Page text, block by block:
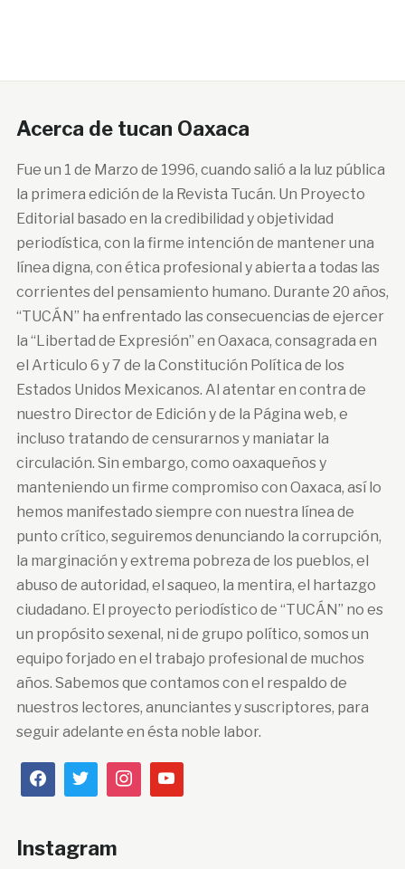
Acerca de tucan Oaxaca
Fue un 1 de Marzo de 1996, cuando salió a la luz pública
la primera edición de la Revista Tucán. Un Proyecto
Editorial basado en la credibilidad y objetividad
periodística, con la firme intención de mantener una
línea digna, con ética profesional y abierta a todas las
corrientes del pensamiento humano. Durante 20 años,
“TUCÁN” ha enfrentado las consecuencias de ejercer
la “Libertad de Expresión” en Oaxaca, consagrada en
el Articulo 6 y 7 de la Constitución Política de los
Estados Unidos Mexicanos. Al atentar en contra de
nuestro Director de Edición y de la Página web, e
incluso tratando de censurarnos y maniatar la
circulación. Sin embargo, como oaxaqueños y
manteniendo un firme compromiso con Oaxaca, así lo
hemos manifestado siempre con nuestra línea de
punto crítico, seguiremos denunciando la corrupción,
la marginación y extrema pobreza de los pueblos, el
abuso de autoridad, el saqueo, la mentira, el hartazgo
ciudadano. El proyecto periodístico de “TUCÁN” no es
un propósito sexenal, ni de grupo político, somos un
equipo forjado en el trabajo profesional de muchos
años. Sabemos que contamos con el respaldo de
nuestros lectores, anunciantes y suscriptores, para
seguir adelante en ésta noble labor.
Instagram